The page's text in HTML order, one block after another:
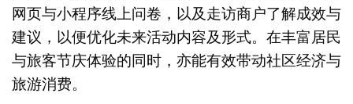
网页与小程序线上问卷，以及走访商户了解成效与
建议，以便优化未来活动内容及形式。在丰富居民
与旅客节庆体验的同时，亦能有效带动社区经济与
旅游消费。